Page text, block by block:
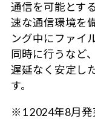
通信を可能とす
速な通信環境を
ング中にファイ
同時に行うなど
遅延なく安定し
す。
※1 2024年8月発